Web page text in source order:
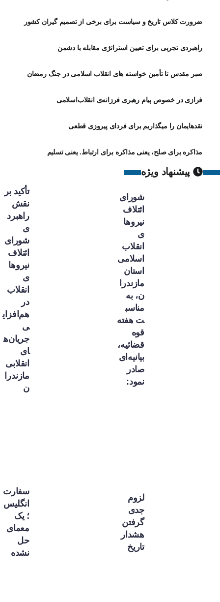
ضرورت کلاس تاریخ و سیاست برای برخی از تصمیم گیران کشور
راهبردی تجربی برای تعیین استراتژی مقابله با دشمن
صبر مقدس تا تأمین خواسته های انقلاب اسلامی در جنگ رمضان
فرازی در خصوص پیام رهبری فرزانه‌ی انقلاب‌اسلامی
نقدهایمان را میگذاریم برای فردای پیروزی قطعی
مذاکره برای صلح، یعنی مذاکره برای ارتباط. یعنی تسلیم
پیشنهاد ویژه
شورای
ائتلاف
نیروها
ی
انقلاب
اسلامی
استان
مازندرا
ن، به
مناسب
ت هفته
قوه
قضائیه،
بیانیه‌ای
صادر
نمود:
تأکید بر
نقش
راهبرد
ی
شورای
ائتلاف
نیروها
ی
انقلاب
در
هم‌افزای
ی
جریان‌ه
ای
انقلابی
مازندرا
ن
لزوم
جدی
گرفتن
هشدار
تاریخ
سفارت
انگلیس
؛ یک
معمای
حل
نشده